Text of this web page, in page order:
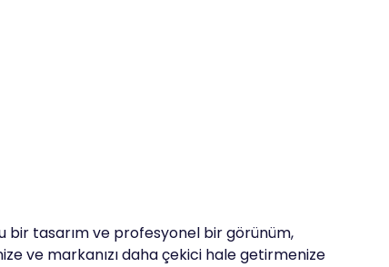
bir tasarım ve profesyonel bir görünüm,
ve markanızı daha çekici hale getirmenize